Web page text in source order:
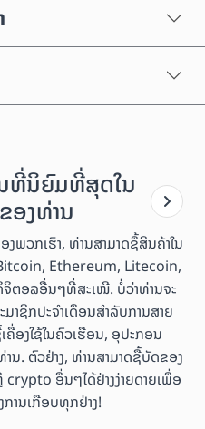
ທີ່ນິຍົມທີ່ສຸດໃນ
ງທ່ານ
ວກເຮົາ, ທ່ານສາມາດຊື້ສິນຄ້າໃນ
Ethereum, Litecoin,
ຈິຕອລອື່ນໆທີ່ສະເໜີ. ບໍ່ວ່າທ່ານຈະ
າຊິກປະຈຳເດືອນສຳລັບການສາຍ
ອງໃຊ້ໃນຄົວເຮືອນ, ອຸປະກອນ
ນ. ຕົວຢ່າງ, ທ່ານສາມາດຊື້ບັດຂອງ
ອື່ນໆໄດ້ຢ່າງງ່າຍດາຍເພື່ອ
ານເກືອບທຸກຢ່າງ!